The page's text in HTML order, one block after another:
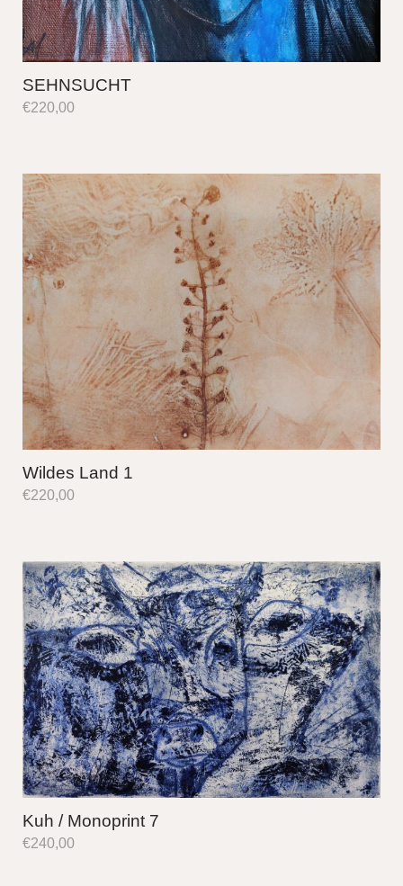
SEHNSUCHT
€220,00
Wildes Land 1
€220,00
Kuh / Monoprint 7
€240,00